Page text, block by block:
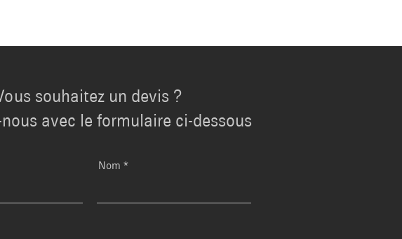
souhaitez un devis ?
avec le formulaire ci-dessous
Nom